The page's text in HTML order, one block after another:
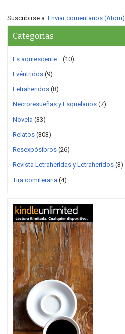
Suscribirse a: Enviar comentarios (Atom)
Categorias
Es aquiescente... (10)
Evéntridos (9)
Letraheridos (8)
Necroresueñas y Esquelarios (7)
Novela (33)
Relatos (303)
Resexpósibros (26)
Revista Letraheridas y Letraheridos (3)
Tira comiteraria (4)